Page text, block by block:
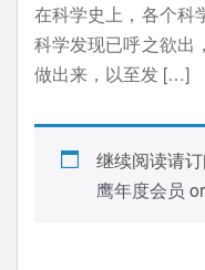
在科学史上，各个科
科学发现已呼之欲出
做出来，以至发 […]
继续阅读请
鹰年度会员 or